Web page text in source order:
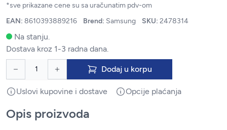
*sve prikazane cene su sa uračunatim pdv-om
EAN: 8610393889216 Brend: Samsung SKU: 2478314
Na stanju.
Dostava kroz 1-3 radna dana.
Dodaj u korpu
Uslovi kupovine i dostave Opcije plaćanja
Opis proizvoda